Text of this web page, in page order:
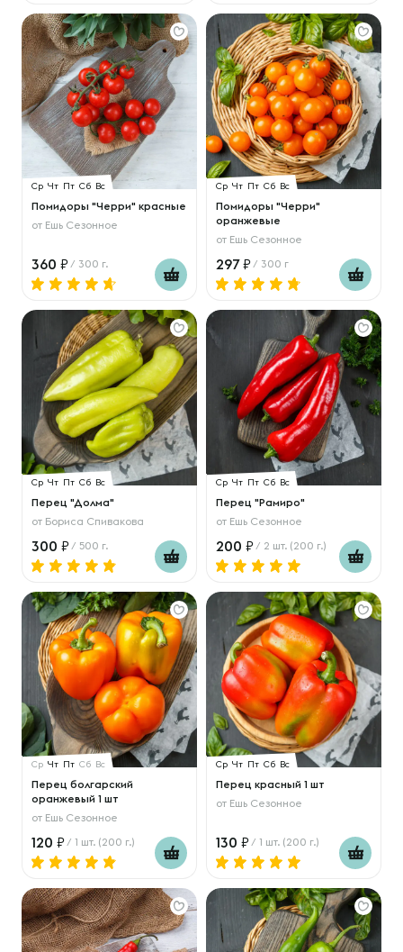
Ср Чт Пт Сб Вс
Помидоры "Черри" красные
от Ешь Сезонное
360 / 300 г.
Ср Чт Пт Сб Вс
Помидоры "Черри"
оранжевые
от Ешь Сезонное
297 / 300 г
Ср Чт Пт Сб Вс
Перец "Долма"
от Бориса Спивакова
300 / 500 г.
Ср Чт Пт Сб Вс
Перец "Рамиро"
от Ешь Сезонное
200 / 2 шт. (200 г.)
Ср Чт Пт Сб Вс
Перец болгарский
оранжевый 1 шт
от Ешь Сезонное
120 / 1 шт. (200 г.)
Ср Чт Пт Сб Вс
Перец красный 1 шт
от Ешь Сезонное
130 / 1 шт. (200 г.)